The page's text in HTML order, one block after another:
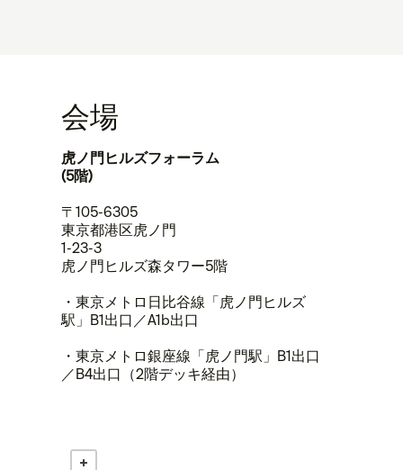
会場
虎ノ門ヒルズフォーラム
(5階)
〒105-6305
東京都港区虎ノ門
1-23-3
虎ノ門ヒルズ森タワー5階
・東京メトロ日比谷線「虎ノ門ヒルズ
駅」B1出口／A1b出口
・東京メトロ銀座線「虎ノ門駅」B1出口
／B4出口（2階デッキ経由）